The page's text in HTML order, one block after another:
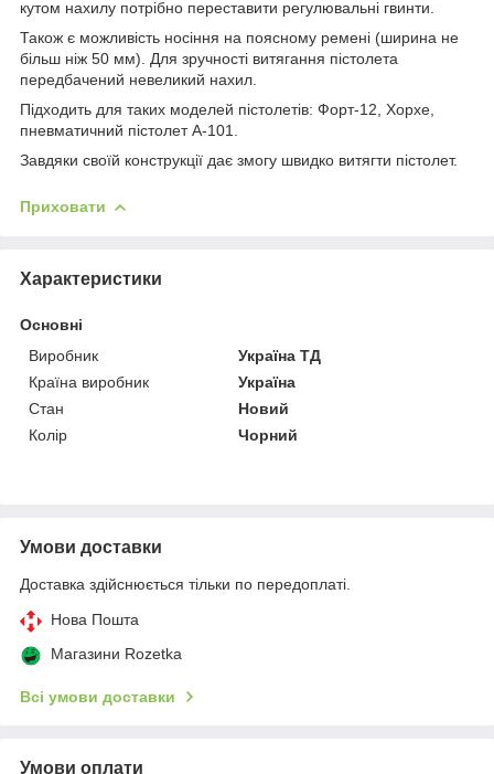
кутом нахилу потрібно переставити регулювальні гвинти.
Також є можливість носіння на поясному ремені (ширина не
більш ніж 50 мм). Для зручності витягання пістолета
передбачений невеликий нахил.
Підходить для таких моделей пістолетів: Форт-12, Хорхе,
пневматичний пістолет А-101.
Завдяки своїй конструкції дає змогу швидко витягти пістолет.
Приховати
Характеристики
Основні
Виробник
Україна ТД
Країна виробник
Україна
Стан
Новий
Колір
Чорний
Умови доставки
Доставка здійснюється тільки по передоплаті.
Нова Пошта
Магазини Rozetka
Всі умови доставки
Умови оплати